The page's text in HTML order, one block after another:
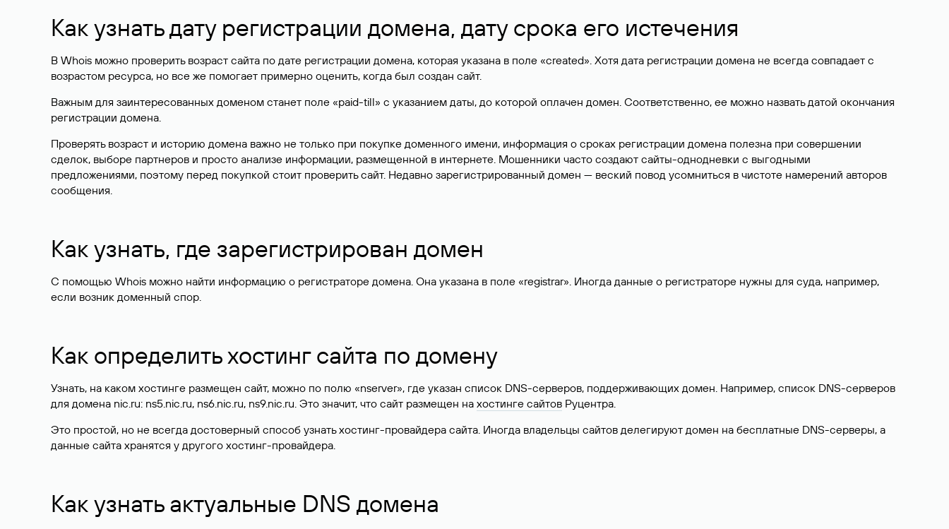
Как узнать дату регистрации домена, дату срока его истечения
В Whois можно проверить возраст сайта по дате регистрации домена, которая указана в поле «created». Хотя дата регистрации домена не всегда совпадает с
возрастом ресурса, но все же помогает примерно оценить, когда был создан сайт.
Важным для заинтересованных доменом станет поле «paid-till» с указанием даты, до которой оплачен домен. Соответственно, ее можно назвать датой окончания
регистрации домена.
Проверять возраст и историю домена важно не только при покупке доменного имени, информация о сроках регистрации домена полезна при совершении
сделок, выборе партнеров и просто анализе информации, размещенной в интернете. Мошенники часто создают сайты-однодневки с выгодными
предложениями, поэтому перед покупкой стоит проверить сайт. Недавно зарегистрированный домен — веский повод усомниться в чистоте намерений авторов
сообщения.
Как узнать, где зарегистрирован домен
С помощью Whois можно найти информацию о регистраторе домена. Она указана в поле «registrar». Иногда данные о регистраторе нужны для суда, например,
если возник доменный спор.
Как определить хостинг сайта по домену
Узнать, на каком хостинге размещен сайт, можно по полю «nserver», где указан список DNS-серверов, поддерживающих домен. Например, список DNS-серверов
для домена nic.ru: ns5.nic.ru, ns6.nic.ru, ns9.nic.ru. Это значит, что сайт размещен на хостинге сайтов Руцентра.
Это простой, но не всегда достоверный способ узнать хостинг-провайдера сайта. Иногда владельцы сайтов делегируют домен на бесплатные DNS-серверы, а
данные сайта хранятся у другого хостинг-провайдера.
Как узнать актуальные DNS домена